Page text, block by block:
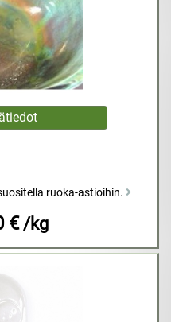
ruoka-astioihin.
€ /kg